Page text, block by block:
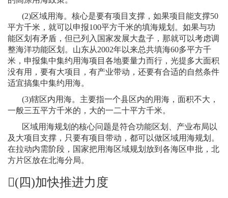
(2)区域用海。核心是要有项目支撑，如果项目能支撑50
平方千米，就可以申报100平方千米的填海规划。如果与功
能区划有矛盾，但已列入国家发展大盘子，那就可以考虑调
整海洋功能区划。山东从2002年以来总共填海60多平方千
米，申报集中集约用海项目各地要量力而行，光提多大面积
没有用，要有大项目，有产业带动，还要有合适的自然条件
适宜搞集中集约用海。
(3)辖区内用海。主要指一个县区内的用海，面积不大，
一般三五平方千米的，大的一二十平方千米。
区域用海规划的核心问题是符合功能区划、产业布局以
及大项目支撑，只要有项目带动，都可以做区域用海规划。
在拉动内需阶段，国家把用海区域规划放到各海区申批，北
方片区放在北海分局。
(四)加快推进力度